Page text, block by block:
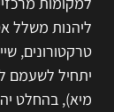
ליהנות משלל
טרקטורונים,
יתחיל לשעמם
מיא), בהחלט